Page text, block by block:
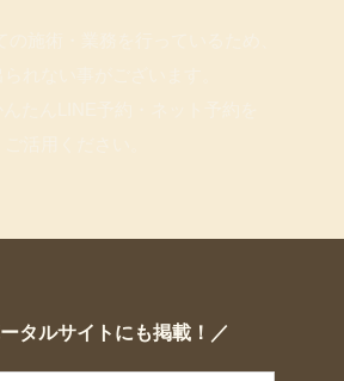
タルサイトにも掲載！／